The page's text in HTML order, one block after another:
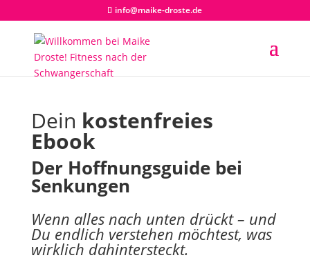
info@maike-droste.de
Dein kostenfreies
Ebook
Der Hoffnungsguide bei
Senkungen
Wenn alles nach unten drückt – und
Du endlich verstehen möchtest, was
wirklich dahintersteckt.